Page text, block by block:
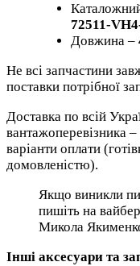
72511-
Довжина –
Не всі запчастини
поставки потрібної
Доставка по всій
вантажоперевізника
варіанти оплати
домовленістю).
Якщо виникли
пишіть на
Микола
Інші аксесуари та